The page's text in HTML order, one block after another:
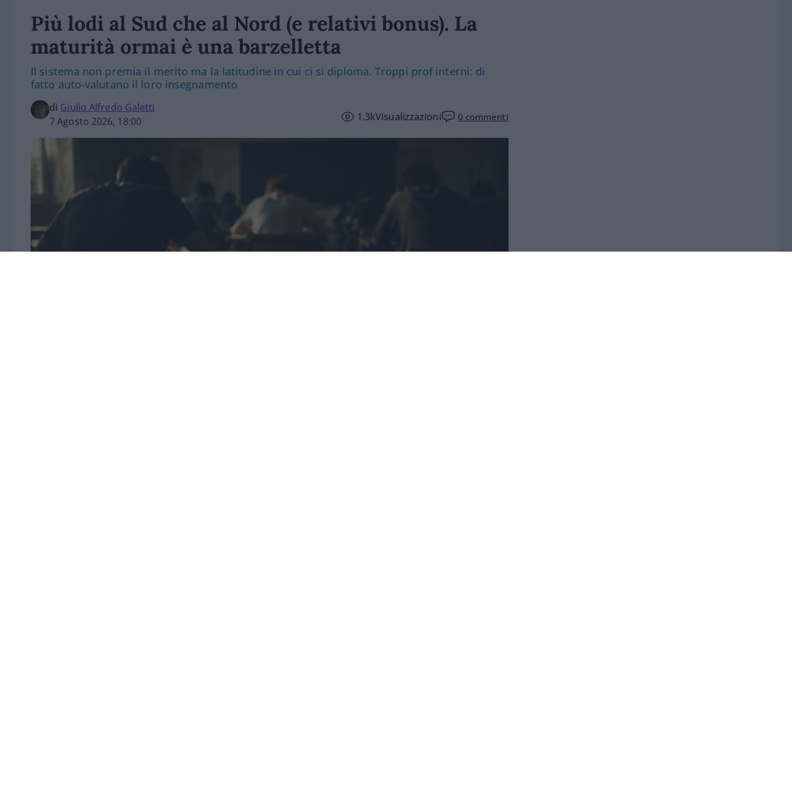
Più lodi al Sud che al Nord (e relativi bonus). La
maturità ormai è una barzelletta
Il sistema non premia il merito ma la latitudine in cui ci si diploma. Troppi prof interni: di
fatto auto-valutano il loro insegnamento
di Giulio Alfredo Galetti
7 Agosto 2026, 18:00
1.3kVisualizzazioni 0 commenti